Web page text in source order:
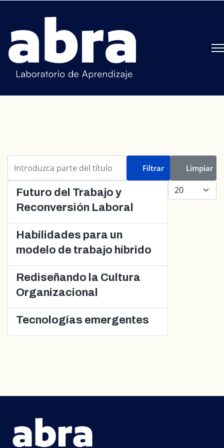
Filtrar Limpiar
Cantidad a
Futuro del Trabajo y
Reconversión Laboral
Habilidades para un
modelo de trabajo híbrido
Rediseñando la Cultura
Organizacional
Tecnologías emergentes